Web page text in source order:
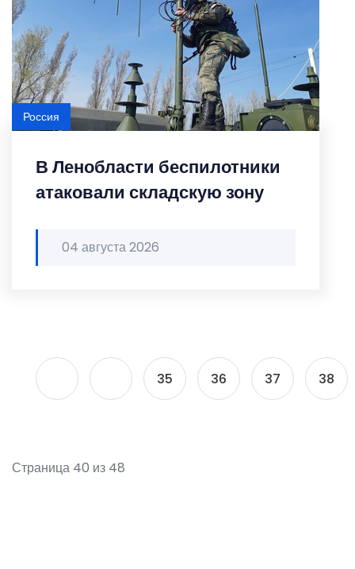
В Ленобласти беспилотники
атаковали складскую зону
04 августа 2026
Россия
35 36 37 38
Страница 40 из 48